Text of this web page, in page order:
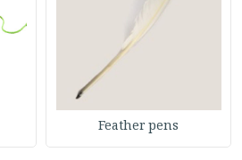
Feather pens